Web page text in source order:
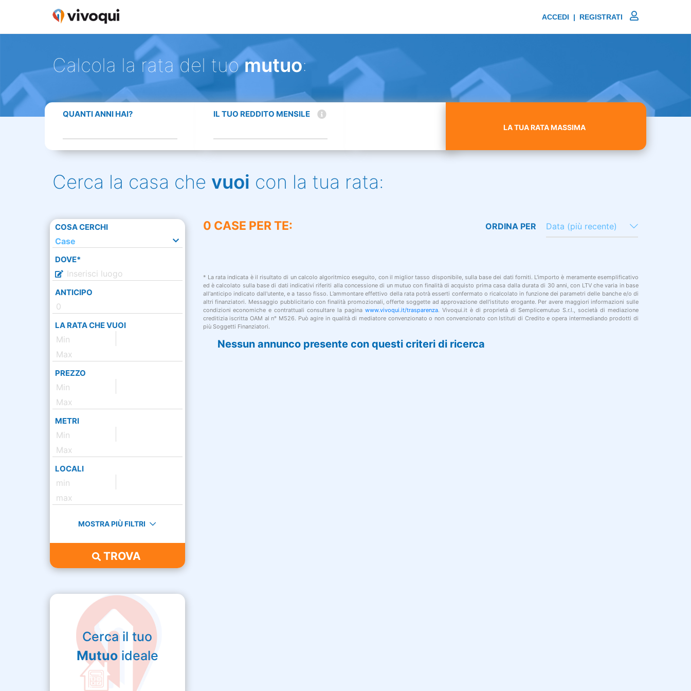
ACCEDI | REGISTRATI
Calcola la rata del tuomutuo:
QUANTI ANNI HAI? IL TUO REDDITO MENSILE
LA TUA RATA MASSIMA
Cerca la casa che vuoi con la tua rata:
Nessun annunco presente con questi criteri di ricerca
COSA CERCHI
Case
DOVE*
ANTICIPO
LA RATA CHE VUOI
PREZZO
METRI
LOCALI
MOSTRA PIÙ FILTRI
TROVA
Cerca il tuo
Mutuoideale
0 CASE PER TE: ORDINA PER Data (più recente)
* La rata indicata è il risultato di un calcolo algoritmico eseguito, con il miglior tasso disponibile, sulla base dei dati forniti. L'importo è meramente esemplificativo
ed è calcolato sulla base di dati indicativi riferiti alla concessione di un mutuo con finalità di acquisto prima casa dalla durata di 30 anni, con LTV che varia in base
all'anticipo indicato dall'utente, e a tasso fisso. L’ammontare effettivo della rata potrà esserti confermato o ricalcolato in funzione dei parametri delle banche e/o di
altri finanziatori. Messaggio pubblicitario con finalità promozionali, offerte soggette ad approvazione dell'istituto erogante. Per avere maggiori informazioni sulle
condizioni economiche e contrattuali consultare la paginawww.vivoqui.it/trasparenza. Vivoqui.it è di proprietà di Semplicemutuo S.r.l., società di mediazione
creditizia iscritta OAM al n° M526. Può agire in qualità di mediatore convenzionato o non convenzionato con Istituti di Credito e opera intermediando prodotti di
più Soggetti Finanziatori.